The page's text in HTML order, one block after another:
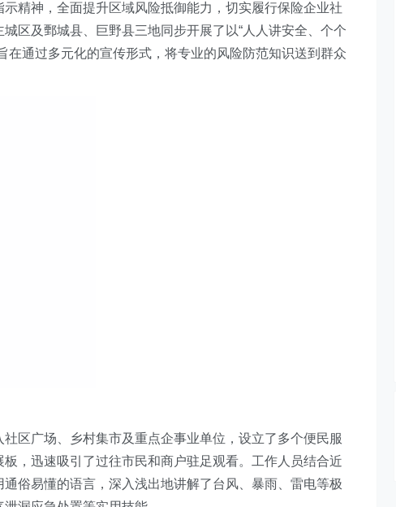
精神，全面提升区域风险抵御能力，切实履行保险企业社
区及鄄城县、巨野县三地同步开展了以“人人讲安全、个个
在通过多元化的宣传形式，将专业的风险防范知识送到群众
区广场、乡村集市及重点企事业单位，设立了多个便民服
，迅速吸引了过往市民和商户驻足观看。工作人员结合近
俗易懂的语言，深入浅出地讲解了台风、暴雨、雷电等极